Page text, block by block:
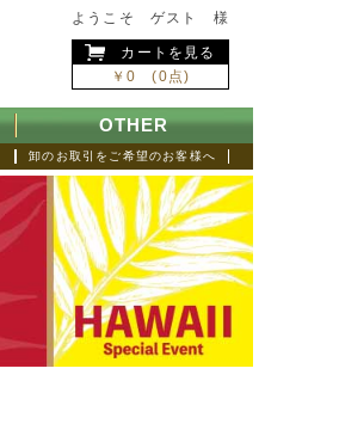
ようこそ ゲスト 様
カートを見る
￥0 (0点)
OTHER
卸のお取引をご希望のお客様へ